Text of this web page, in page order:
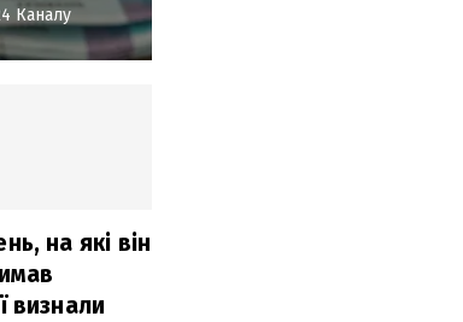
Каналу
на які він
визнали